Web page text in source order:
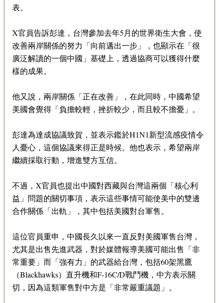
表。
X官員告訴彭達，台灣參加去年5月的世界衛生大會，使
改善兩岸關係的努力「向前邁出一步」，也顯示在「很
廣泛解讀的一個中國」基礎上，透過協商可以獲得什麼
樣的成果。
他又說，兩岸關係「正在改善」，在此同時，中國希望
美國會覺得「負擔較輕，挫折較少，而且較不擔憂」。
彭達為達成協議致賀，並表示鑑於H1N1新型流感疫情令
人憂心，這個協議來得正是時候。他也表示，希望兩岸
繼續採取行動，增進雙方互信。
不過，X官員也提出中國對西藏與台灣這兩個「核心利
益」問題的關切事項，表示這些事情可能使美中的雙邊
合作關係「出軌」，其中包括美國對台軍售。
這位官員重申，中國長久以來一直反對美國軍售台灣，
尤其是出售先進武器，對於媒體報導美國可能出售「非
常重要」而「強有力」的武器給台灣，包括60架黑鷹
（Blackhawks）直升機和F-16C/D戰鬥機，中方表示關
切，因為這類軍售對中方是「非常嚴重議題」。